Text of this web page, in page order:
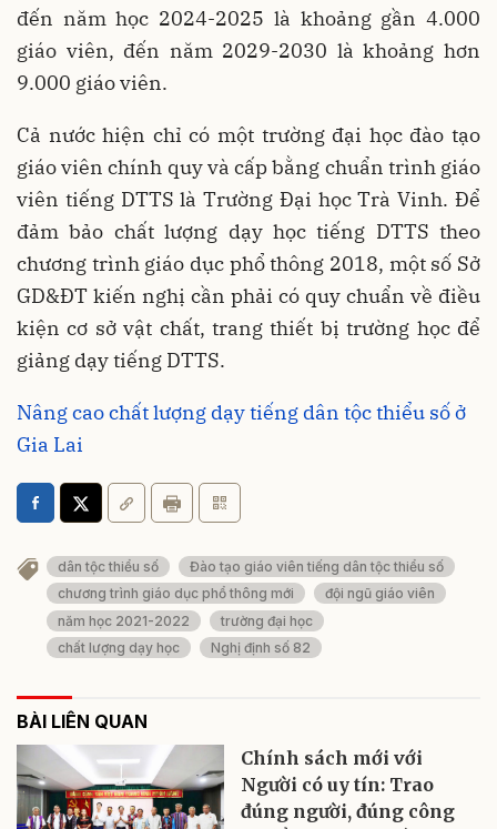
đến năm học 2024-2025 là khoảng gần 4.000
giáo viên, đến năm 2029-2030 là khoảng hơn
9.000 giáo viên.
Cả nước hiện chỉ có một trường đại học đào tạo
giáo viên chính quy và cấp bằng chuẩn trình giáo
viên tiếng DTTS là Trường Đại học Trà Vinh. Để
đảm bảo chất lượng dạy học tiếng DTTS theo
chương trình giáo dục phổ thông 2018, một số Sở
GD&ĐT kiến nghị cần phải có quy chuẩn về điều
kiện cơ sở vật chất, trang thiết bị trường học để
giảng dạy tiếng DTTS.
Nâng cao chất lượng dạy tiếng dân tộc thiểu số ở
Gia Lai
dân tộc thiểu số
Đào tạo giáo viên tiếng dân tộc thiểu số
chương trình giáo dục phổ thông mới
đội ngũ giáo viên
năm học 2021-2022
trường đại học
chất lượng dạy học
Nghị định số 82
BÀI LIÊN QUAN
Chính sách mới với
Người có uy tín: Trao
đúng người, đúng công